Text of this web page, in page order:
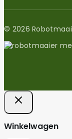
© 2026
Winkelwagen